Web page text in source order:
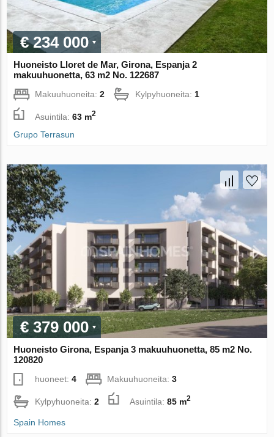
€ 234 000
Huoneisto Lloret de Mar, Girona, Espanja 2
makuuhuonetta, 63 m2 No. 122687
Makuuhuoneita:2 Kylpyhuoneita:1
Asuintila:63 m2
Grupo Terrasun
€ 379 000
Huoneisto Girona, Espanja 3 makuuhuonetta, 85 m2 No.
120820
huoneet:4 Makuuhuoneita:3
Kylpyhuoneita:2 Asuintila:85 m2
Spain Homes